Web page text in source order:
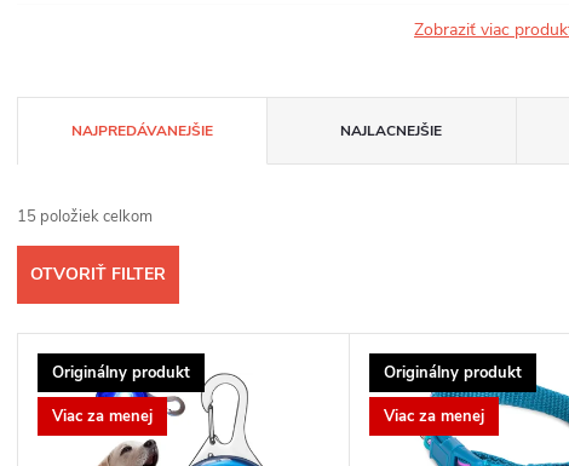
Zobraziť viac
a
d
e
n
NAJPREDÁVANEJŠIE NAJLACNEJŠIE
15 položiek celkom
OTVORIŤ FILTER
V
ý
Originálny produkt
Viac za menej
Originálny produkt
Viac za menej